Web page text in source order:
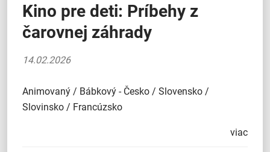
Kino pre deti: Príbehy z
čarovnej záhrady
14.02.2026
Animovaný / Bábkový - Česko / Slovensko /
Slovinsko / Francúzsko
viac